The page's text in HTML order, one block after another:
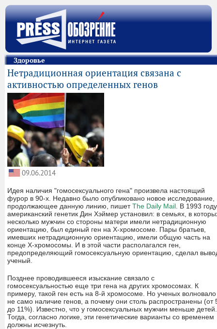
Здоровье
Нетрадиционная ориентация связана с
активностью определенных генов
09.06.2014
Идея наличия "гомосексуального гена" произвела настоящий
фурор в 90-х. Недавно было опубликовано новое исследование,
продолжающее данную линию, пишетThe Daily Mail . В 1993 году
американский генетик Дин Хэймер установил: в семьях, в
несколько мужчин со стороны матери имели нетрадиционную
ориентацию, был единый ген на Х-хромосоме. Пары братьев,
имевших нетрадиционную ориентацию, имели общую часть на
конце Х-хромосомы. И в этой части располагался ген,
предопределяющий гомосексуальную ориентацию, сделал
ученый.
Позднее проводившееся изыскание связало с
гомосексуальностью еще три гена на других хромосомах. К
примеру, такой ген есть на 8-й хромосоме. Но ученых волновало
не само наличие генов, а почему они столь распространены (от
до 11%). Известно, что у гомосексуальных мужчин меньше детей.
Тогда, согласно логике, эти генетические варианты со временем
должны исчезнуть.